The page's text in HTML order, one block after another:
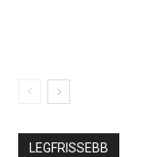
LEGFRISSEBB